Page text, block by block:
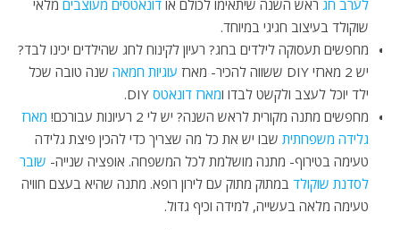
לערב חג ראש השנה שיתאימו לכולם או דונאטסים מעוצבים מלאי
שוקולד בעיצוב חגיגי במיוחד.
מחפשים תעסוקה לילדים בחג? רעיון לקינוח לחג שהילדים יכינו לבד?
יש 2 מארזי DIY ששווה להכיר- מארז
עוגיות חמאה שנה טובה שכל
ילד יוכל לעצב ולקשט לבדו ומארז דונאטס
מחפשים מתנה מקורית לראש השנה? יש לי 2 רעיונות עבורכם!
מארז
גלידה משפחתית שבו יש את כל מה שצריך כדי להכין פיצת גלידה
טעימה בטירוף- מתנה מושלמת לכל המשפחה. אופציה שנייה- שובר
לסדנת שוקולד במתוק מתוק עם לירון רופא. מתנה שהיא בעצם חוויה
טעימה מלאה בעשייה, למידה וכיף גדול.